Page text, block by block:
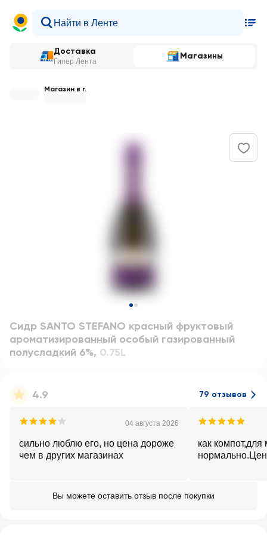
Доставка
Гипер Лента
Магазины
Магазин в г.
Сидр SANTO STEFANO красный фруктовый
ароматизированный особый газированный
полусладкий 6%, 0.75L
4.9 79 отзывов
04 августа 2026
сильно люблю его, но цена дороже
чем в других магазинах
как компот,для
Вы можете оставить отзыв после покупки